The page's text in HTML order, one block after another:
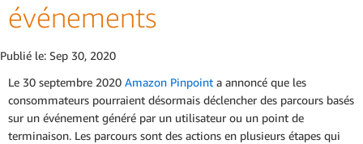
événements
Publié le: Sep 30, 2020
Le 30 septembre 2020 Amazon Pinpoint a annoncé que les
consommateurs pourraient désormais déclencher des parcours basés
sur un événement généré par un utilisateur ou un point de
terminaison. Les parcours sont des actions en plusieurs étapes qui